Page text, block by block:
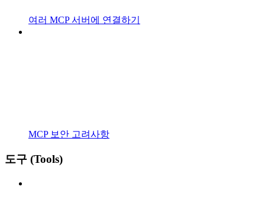
여러 MCP 서버에 연결하기
MCP 보안 고려사항
도구 (Tools)